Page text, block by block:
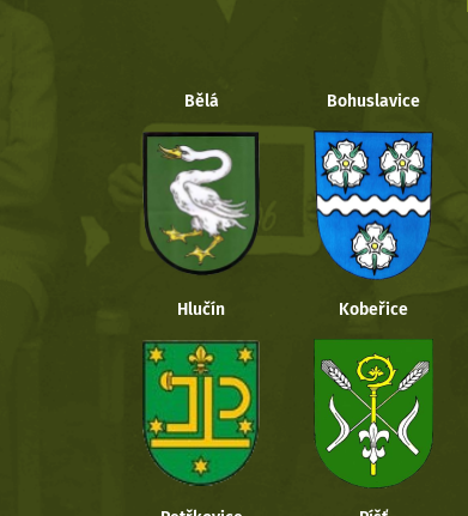
Bělá Bohuslavice
Hlučín Kobeřice